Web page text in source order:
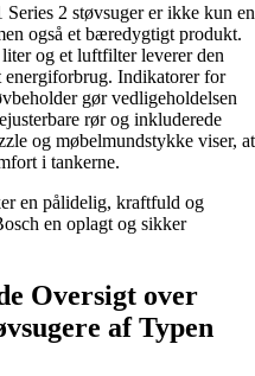
2 støvsuger er ikke kun en
også et bæredygtigt produkt.
og et luftfilter leverer den
Indikatorer for
gør vedligeholdelsen
rør og inkluderede
og møbelmundstykke viser, at
i tankerne.
en pålidelig, kraftfuld og
en oplagt og sikker
Oversigt over
af Typen